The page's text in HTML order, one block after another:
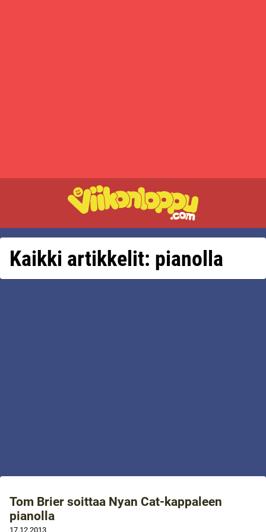
Kaikki artikkelit: pianolla
Tom Brier soittaa Nyan Cat-kappaleen
pianolla
17.12.2013